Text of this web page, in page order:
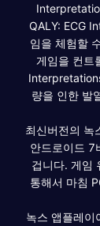
QALY: ECG
임을 체험할
게임을 컨트
량을 인한 발
최신버전의 녹
안드로이드 7
겁니다. 게임
통해서 마침
녹스 앱플레이